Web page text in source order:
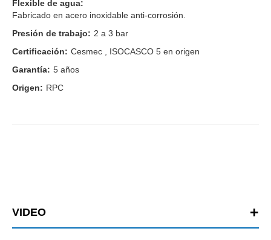
Flexible de agua:
Fabricado en acero inoxidable anti-corrosión.
Presión de trabajo: 2 a 3 bar
Certificación: Cesmec , ISOCASCO 5 en origen
Garantía: 5 años
Origen: RPC
VIDEO